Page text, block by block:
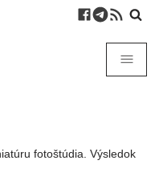
fotoštúdia. Výsledok